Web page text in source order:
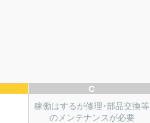
C
稼働はするが修理･部品交換等
のメンテナンスが必要